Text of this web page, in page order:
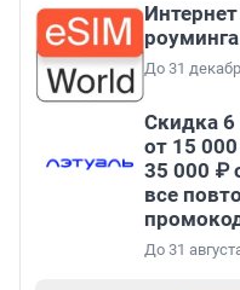
До 31
Скидка 6
от 15
35 000 ₽
все
До 31